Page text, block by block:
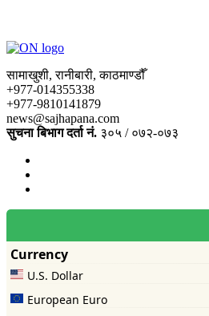
सामाखुशी, रानीबारी, काठमाण्डौँ
+977-014355338
+977-9810141879
news@sajhapana.com
सुचना बिभाग दर्ता नं. ३०५ / ०७२-०७३